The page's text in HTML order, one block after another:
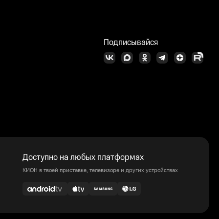
Подписывайся
Доступно на любых платформах
КИОН в твоей приставке, телевизоре и других устройствах